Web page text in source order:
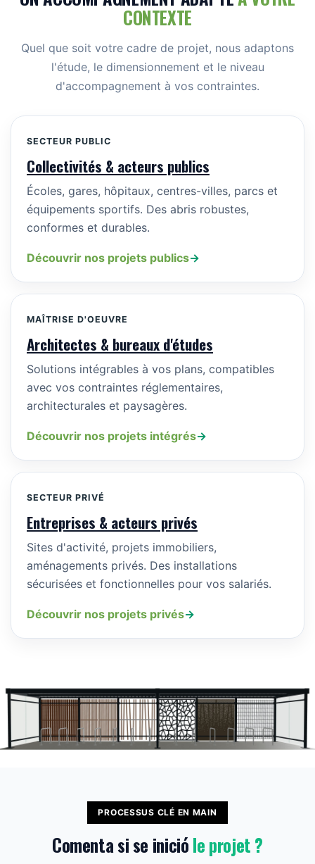
CONTEXTE
Quel que soit votre cadre de projet, nous adaptons
l'étude, le dimensionnement et le niveau
d'accompagnement à vos contraintes.
SECTEUR PUBLIC
Collectivités & acteurs publics
Écoles, gares, hôpitaux, centres-villes, parcs et
équipements sportifs. Des abris robustes,
conformes et durables.
Découvrir nos projets publics→
MAÎTRISE D'OEUVRE
Architectes & bureaux d'études
Solutions intégrables à vos plans, compatibles
avec vos contraintes réglementaires,
architecturales et paysagères.
Découvrir nos projets intégrés→
SECTEUR PRIVÉ
Entreprises & acteurs privés
Sites d'activité, projets immobiliers,
aménagements privés. Des installations
sécurisées et fonctionnelles pour vos salariés.
Découvrir nos projets privés→
PROCESSUS CLÉ EN MAIN
Comenta si se inicióle projet ?